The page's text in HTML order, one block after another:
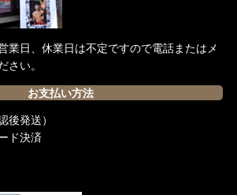
業日、休業日は不定ですので電話またはメ
さい。
お支払い方法
後発送）
ド決済